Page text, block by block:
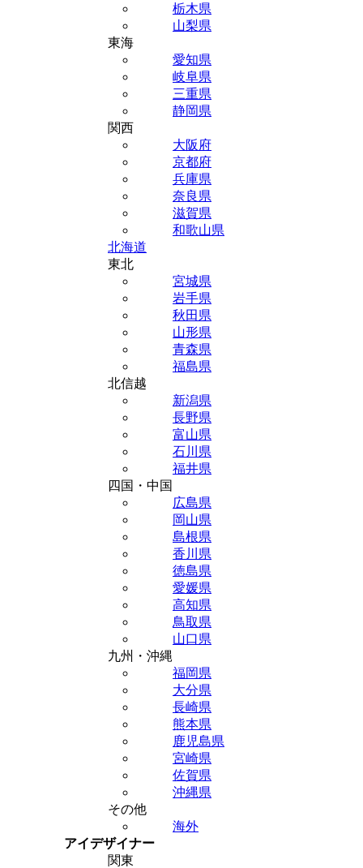
栃木県
山梨県
東海
愛知県
岐阜県
三重県
静岡県
関西
大阪府
京都府
兵庫県
奈良県
滋賀県
和歌山県
北海道
東北
宮城県
岩手県
秋田県
山形県
青森県
福島県
北信越
新潟県
長野県
富山県
石川県
福井県
四国・中国
広島県
岡山県
島根県
香川県
徳島県
愛媛県
高知県
鳥取県
山口県
九州・沖縄
福岡県
大分県
長崎県
熊本県
鹿児島県
宮崎県
佐賀県
沖縄県
その他
海外
アイデザイナー
関東